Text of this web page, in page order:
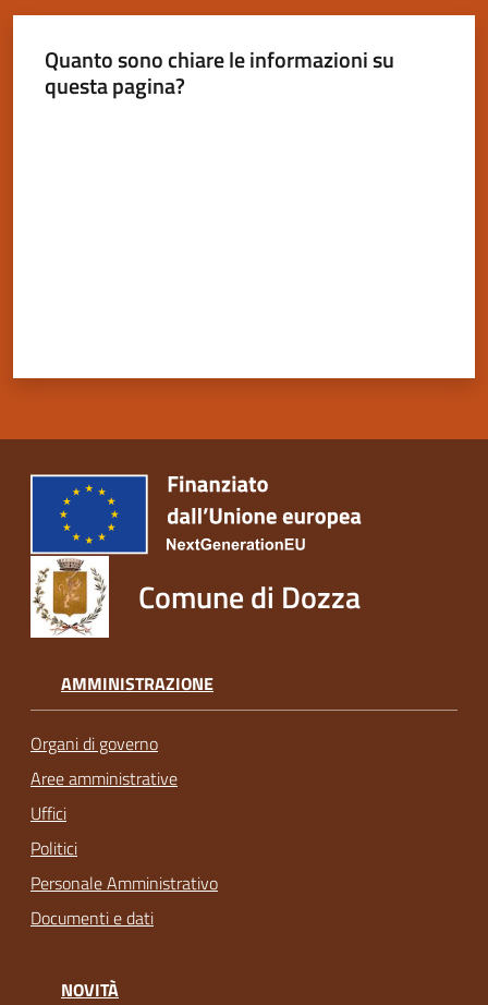
Quanto sono chiare le informazioni su
questa pagina?
Comune di Dozza
AMMINISTRAZIONE
Organi di governo
Aree amministrative
Uffici
Politici
Personale Amministrativo
Documenti e dati
NOVITÀ